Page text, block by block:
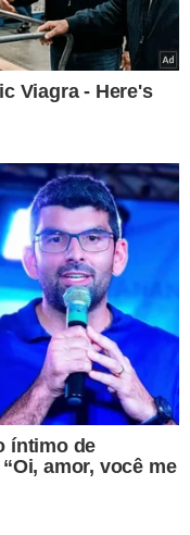
2 x 1